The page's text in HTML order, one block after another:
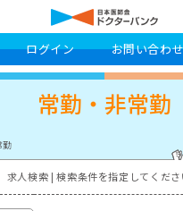
ログイン お問い合わ
常勤・非常勤
勤
求人検索 | 検索条件を指定してくださ